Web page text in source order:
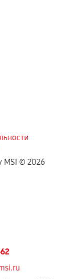
если
MSI © 2026